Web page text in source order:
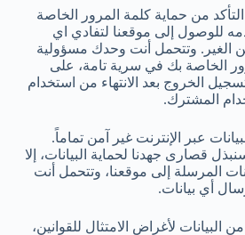
من حماية كلمة المرور الخاصة
للوصول إلى موقعنا لتفادي اي
وتتحمل أنت وحدك مسؤولية
الخاصة بك في سرية تامة، على
الخروج بعد الانتهاء من استخدام
المشترك.
عبر الإنترنت غير آمن تماماً.
قصارى جهدنا لحماية البيانات، إلا
المرسلة إلى موقعنا، وتتحمل أنت
أي بيانات.
لأغراض الامتثال للقوانين،